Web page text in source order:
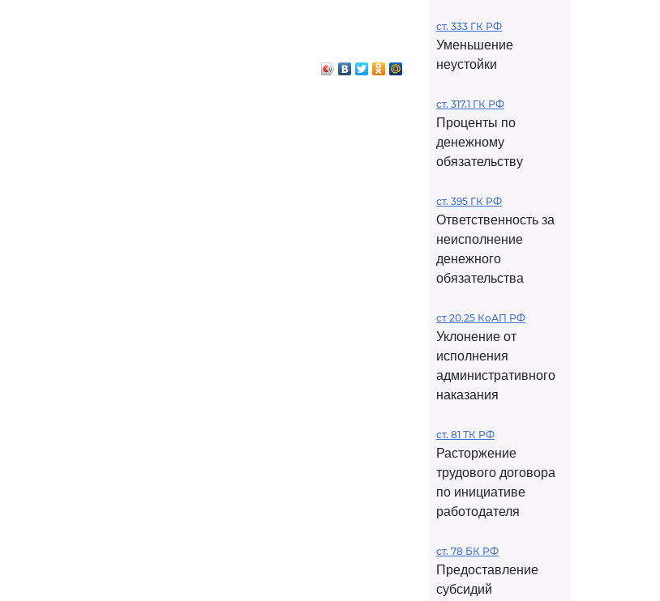
ст. 333 ГК РФ
Уменьшение
неустойки
ст. 317.1 ГК РФ
Проценты по
денежному
обязательству
ст. 395 ГК РФ
Ответственность за
неисполнение
денежного
обязательства
ст 20.25 КоАП РФ
Уклонение от
исполнения
административного
наказания
ст. 81 ТК РФ
Расторжение
трудового договора
по инициативе
работодателя
ст. 78 БК РФ
Предоставление
субсидий